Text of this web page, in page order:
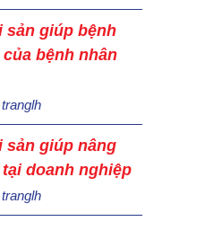
sản giúp bệnh
bệnh nhân
tranglh
sản giúp nâng
doanh nghiệp
tranglh